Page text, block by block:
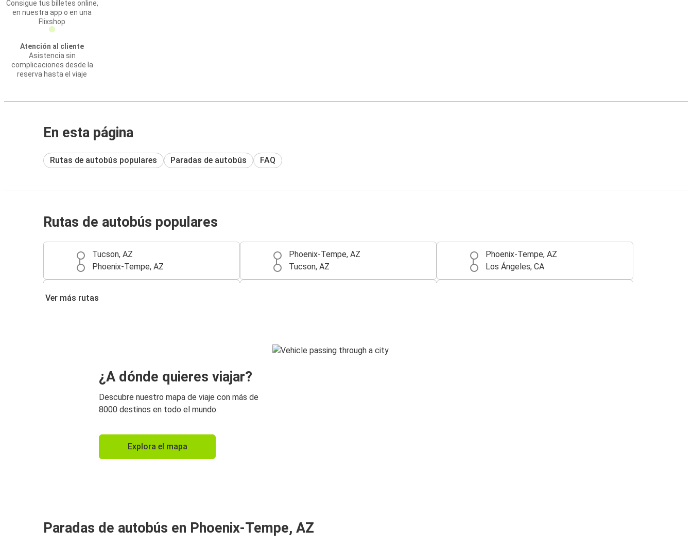
Consigue tus billetes online,
en nuestra app o en una
Flixshop
Atención al cliente
Asistencia sin
complicaciones desde la
reserva hasta el viaje
En esta página
Rutas de autobús populares Paradas de autobús FAQ
Rutas de autobús populares
Tucson, AZ
Phoenix-Tempe, AZ
Phoenix-Tempe, AZ
Tucson, AZ
Phoenix-Tempe, AZ
Los Ángeles, CA
Ver más rutas
¿A dónde quieres viajar?
Descubre nuestro mapa de viaje con más de
8000 destinos en todo el mundo.
Explora el mapa
Paradas de autobús en Phoenix-Tempe, AZ